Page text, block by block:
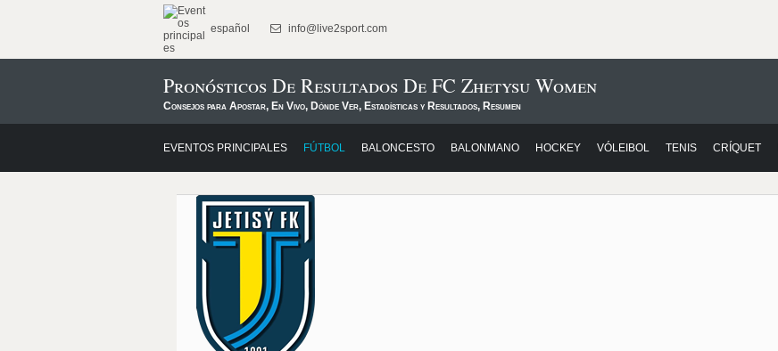
español info@live2sport.com
Pronósticos De Resultados De FC Zhetysu Women
Consejos para Apostar, En Vivo, Dónde Ver, Estadísticas y Resultados, Resumen
EVENTOS PRINCIPALES FÚTBOL BALONCESTO BALONMANO HOCKEY VÓLEIBOL TENIS CRÍQUET